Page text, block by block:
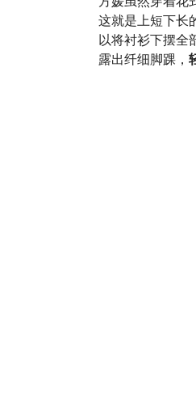
这就是上短下长
以将衬衫下摆全
露出纤细脚踝，